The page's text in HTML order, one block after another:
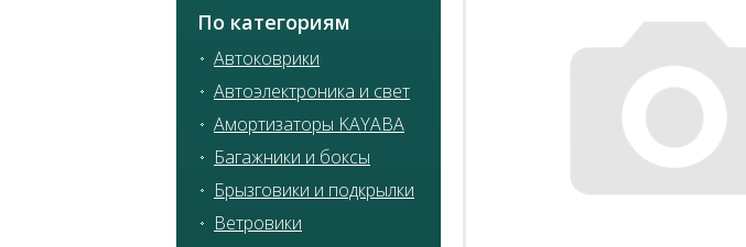
По категориям
Автоковрики
Автоэлектроника и свет
Амортизаторы KAYABA
Багажники и боксы
Брызговики и подкрылки
Ветровики